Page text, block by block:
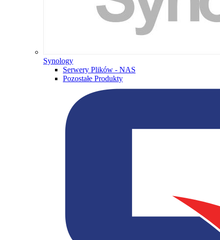
Synology
Serwery Plików - NAS
Pozostałe Produkty